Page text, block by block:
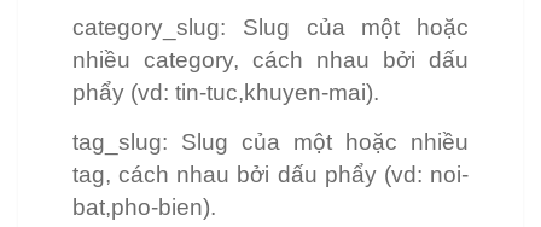
category_slug: Slug của một hoặc
nhiều category, cách nhau bởi dấu
phẩy (vd: tin-tuc,khuyen-mai).
tag_slug: Slug của một hoặc nhiều
tag, cách nhau bởi dấu phẩy (vd: noi-
bat,pho-bien).